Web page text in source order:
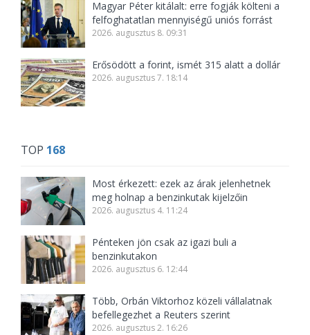
Magyar Péter kitálalt: erre fogják költeni a
felfoghatatlan mennyiségű uniós forrást
2026. augusztus 8. 09:31
Erősödött a forint, ismét 315 alatt a dollár
2026. augusztus 7. 18:14
TOP 168
Most érkezett: ezek az árak jelenhetnek
meg holnap a benzinkutak kijelzőin
2026. augusztus 4. 11:24
Pénteken jön csak az igazi buli a
benzinkutakon
2026. augusztus 6. 12:44
Több, Orbán Viktorhoz közeli vállalatnak
befellegezhet a Reuters szerint
2026. augusztus 2. 16:26